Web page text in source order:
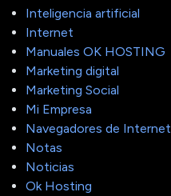
Inteligencia artificial
Internet
Manuales OK HOSTING
Marketing digital
Marketing Social
Mi Empresa
Navegadores de Internet
Notas
Noticias
Ok Hosting